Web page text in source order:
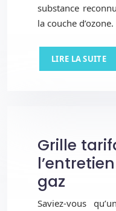
substance
la couche
LIRE LA SUITE
Grille
gaz
Saviez-vous